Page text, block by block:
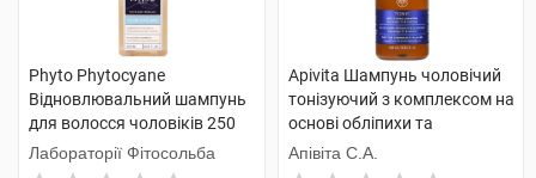
Phyto Phytocyane
Відновлювальний шампунь
для волосся чоловіків 250
мл 1 флакон
Лабораторії Фітосольба
Apivita Шампунь чоловічий
тонізуючий з комплексом на
основі обліпихи та
розмарина 250 мл 1 флакон
Апівіта С.А.